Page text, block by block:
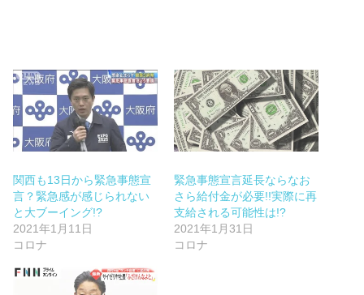
関西も13日から緊急事態宣
言？緊急感が感じられない
と大ブーイング!?
2021年1月11日
コロナ
緊急事態宣言延長ならなお
さら給付金が必要!!実際に再
支給される可能性は!?
2021年1月31日
コロナ